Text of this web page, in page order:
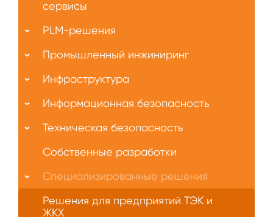
сервисы
PLM-решения
Промышленный инжиниринг
Инфраструктура
Информационная безопасность
Техническая безопасность
Собственные разработки
Специализированные решения
Решения для предприятий ТЭК и
ЖКХ